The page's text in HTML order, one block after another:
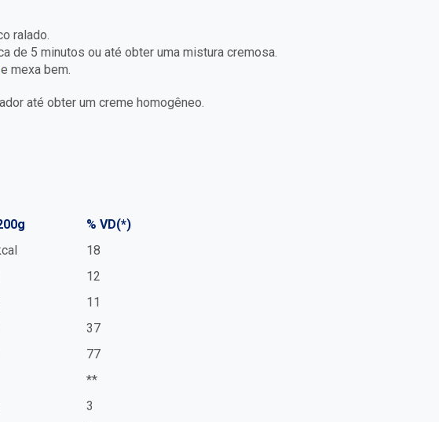
ralado.
de 5 minutos ou até obter uma mistura cremosa.
e mexa bem.
até obter um creme homogêneo.
% VD(*)
18
12
11
37
77
**
3